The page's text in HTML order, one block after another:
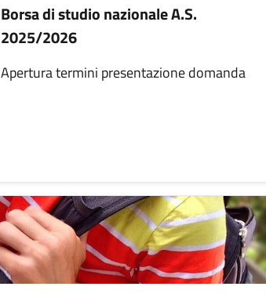
Borsa di studio nazionale A.S.
2025/2026
Apertura termini presentazione domanda